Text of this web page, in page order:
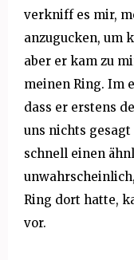
verkniff es mir,
anzugucken, um
aber er kam zu
meinen Ring. Im
dass er erstens
uns nichts
schnell einen
Ring dort hatte,
vor.